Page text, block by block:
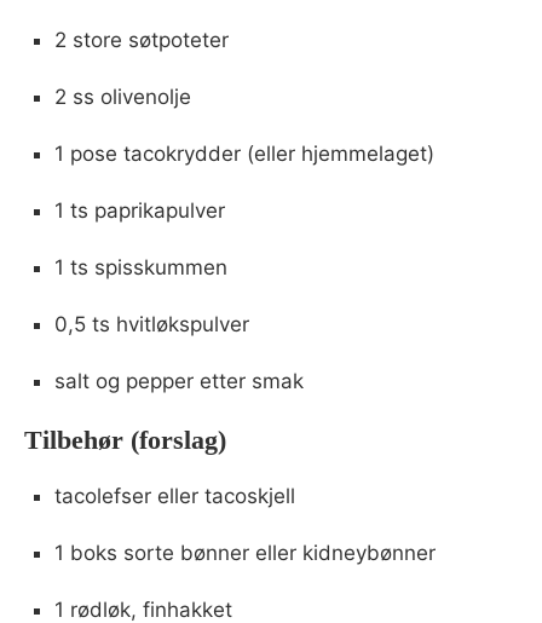
2 store søtpoteter
2 ss olivenolje
1 pose tacokrydder (eller hjemmelaget)
1 ts paprikapulver
1 ts spisskummen
0,5 ts hvitløkspulver
salt og pepper etter smak
Tilbehør (forslag)
tacolefser eller tacoskjell
1 boks sorte bønner eller kidneybønner
1 rødløk, finhakket